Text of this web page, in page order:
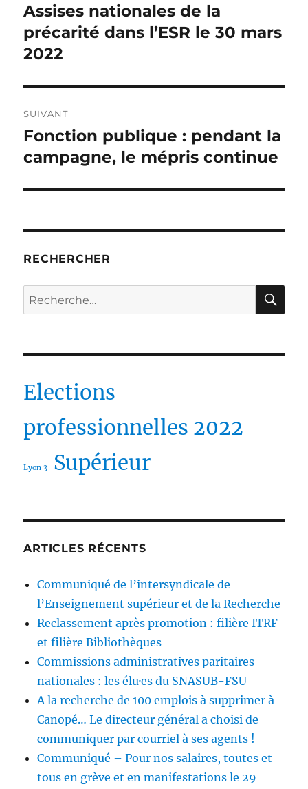
de
l’article
Publication
précédente :
Assises nationales de la
précarité dans l’ESR le 30 mars
2022
SUIVANT
Publication
suivante :
Fonction publique : pendant la
campagne, le mépris continue
RECHERCHER
Recherche
pour :
Elections
professionnelles 2022
Lyon 3 Supérieur
ARTICLES RÉCENTS
Communiqué de l’intersyndicale de
l’Enseignement supérieur et de la Recherche
Reclassement après promotion : filière ITRF
et filière Bibliothèques
Commissions administratives paritaires
nationales : les élu·es du SNASUB-FSU
A la recherche de 100 emplois à supprimer à
Canopé… Le directeur général a choisi de
communiquer par courriel à ses agents !
Communiqué – Pour nos salaires, toutes et
tous en grève et en manifestations le 29